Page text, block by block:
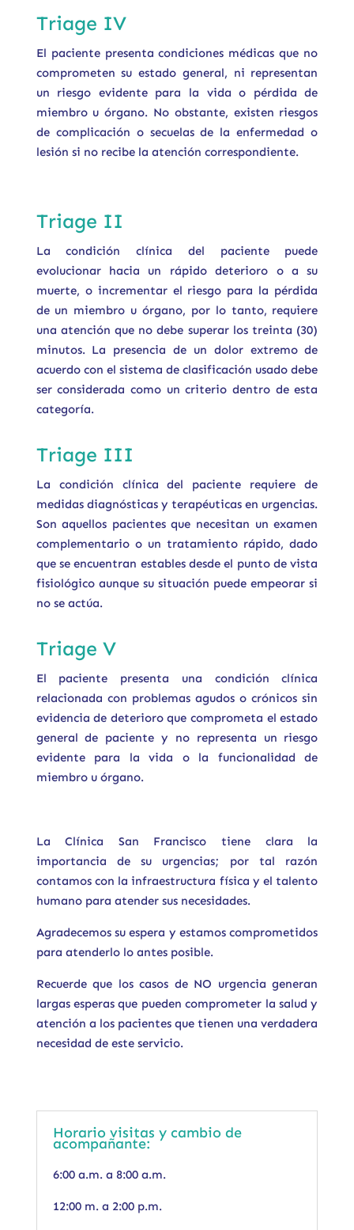
Triage IV
El paciente presenta condiciones médicas que no
comprometen su estado general, ni representan
un riesgo evidente para la vida o pérdida de
miembro u órgano. No obstante, existen riesgos
de complicación o secuelas de la enfermedad o
lesión si no recibe la atención correspondiente.
Triage II
La condición clínica del paciente puede
evolucionar hacia un rápido deterioro o a su
muerte, o incrementar el riesgo para la pérdida
de un miembro u órgano, por lo tanto, requiere
una atención que no debe superar los treinta (30)
minutos. La presencia de un dolor extremo de
acuerdo con el sistema de clasificación usado debe
ser considerada como un criterio dentro de esta
categoría.
Triage III
La condición clínica del paciente requiere de
medidas diagnósticas y terapéuticas en urgencias.
Son aquellos pacientes que necesitan un examen
complementario o un tratamiento rápido, dado
que se encuentran estables desde el punto de vista
fisiológico aunque su situación puede empeorar si
no se actúa.
Triage V
El paciente presenta una condición clínica
relacionada con problemas agudos o crónicos sin
evidencia de deterioro que comprometa el estado
general de paciente y no representa un riesgo
evidente para la vida o la funcionalidad de
miembro u órgano.
La Clínica San Francisco tiene clara la
importancia de su urgencias; por tal razón
contamos con la infraestructura física y el talento
humano para atender sus necesidades.
Agradecemos su espera y estamos comprometidos
para atenderlo lo antes posible.
Recuerde que los casos de NO urgencia generan
largas esperas que pueden comprometer la salud y
atención a los pacientes que tienen una verdadera
necesidad de este servicio.
Horario visitas y cambio de
acompañante:
6:00 a.m. a 8:00 a.m.
12:00 m. a 2:00 p.m.